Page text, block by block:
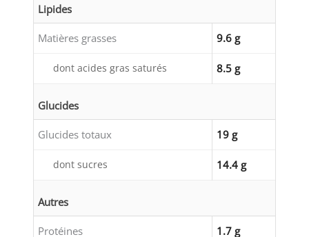
Lipides
Matières grasses 9.6 g
dont acides gras saturés 8.5 g
Glucides
Glucides totaux 19 g
dont sucres 14.4 g
Autres
Protéines 1.7 g